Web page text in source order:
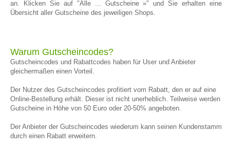
an. Klicken Sie auf "Alle ... Gutscheine »" und Sie erhalten eine
Übersicht aller Gutscheine des jeweiligen Shops.
Warum Gutscheincodes?
Gutscheincodes und Rabattcodes haben für User und Anbieter
gleichermaßen einen Vorteil.
Der Nutzer des Gutscheincodes profitiert vom Rabatt, den er auf eine
Online-Bestellung erhält. Dieser ist nicht unerheblich. Teilweise werden
Gutscheine in Höhe von 50 Euro oder 20-50% angeboten.
Der Anbieter der Gutscheincodes wiederum kann seinen Kundenstamm
durch einen Rabatt erweitern.